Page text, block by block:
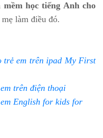
mềm học tiếng Anh cho
làm điều đó.
trẻ em trên ipad My First
trên điện thoại
English for kids for